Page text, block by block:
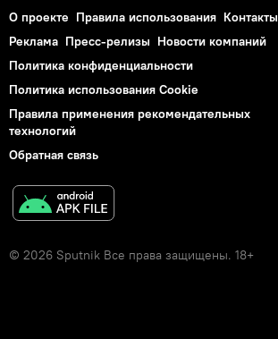
О проекте Правила использования Контакты
Реклама Пресс-релизы Новости компаний
Политика конфиденциальности
Политика использования Cookie
Правила применения рекомендательных
технологий
Обратная связь
© 2026 Sputnik Все права защищены. 18+